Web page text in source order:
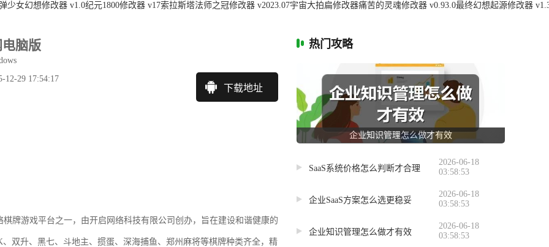
少女幻想修改器 v1.0纪元1800修改器 v17索拉斯塔法师之冠修改器 v2023.07宇宙大拍扁修改器痛苦的灵魂修改器 v0.93.0最终幻想起源修改器
脑版
12-29 17:54:17
下载地址
牌游戏平台之一，由开启网络科技有限公司创办，旨在建设和谐健康的
双升、黑七、斗地主、掼蛋、深海捕鱼、郑州麻将等棋牌种类齐全，精
热门攻略
企业知识管理怎么做才有效
SaaS系统价格怎么判断才合理
2026-06-18
03:58:53
企业SaaS方案怎么选更稳妥
2026-06-18
03:58:53
企业知识管理怎么做才有效
2026-06-18
03:58:53